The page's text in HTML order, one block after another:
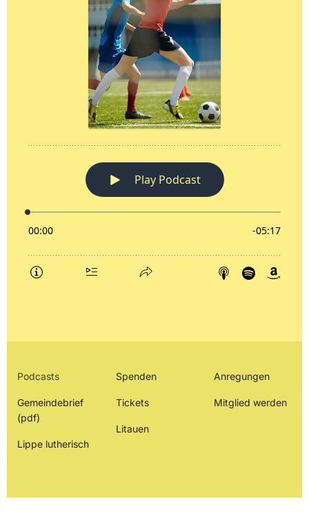
Podcasts
Gemeindebrief
(pdf)
Lippe lutherisch
Spenden
Tickets
Litauen
Anregungen
Mitglied werden